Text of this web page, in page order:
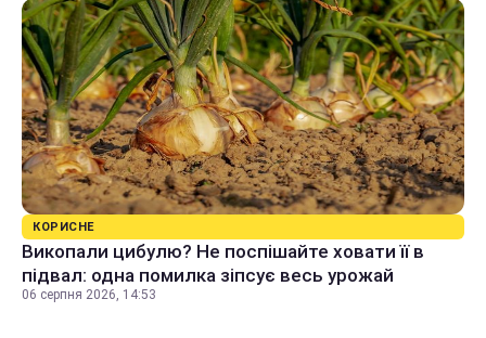
КОРИСНЕ
Викопали цибулю? Не поспішайте ховати її в
підвал: одна помилка зіпсує весь урожай
06 серпня 2026, 14:53